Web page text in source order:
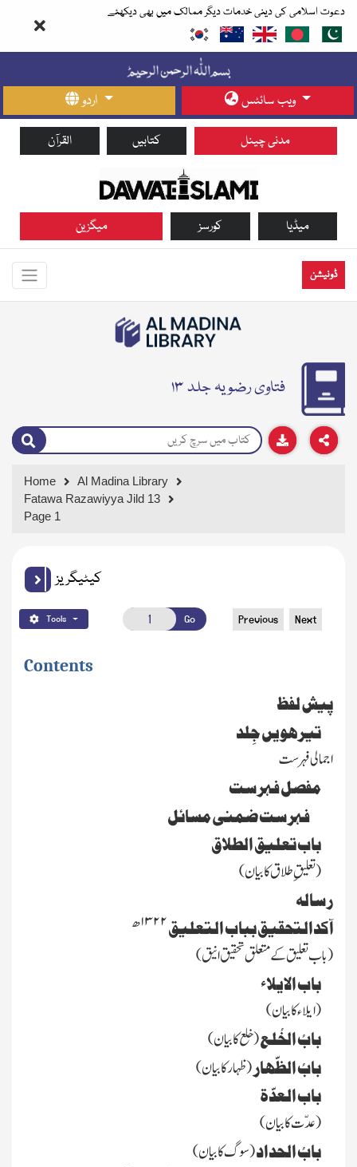
دعوت اسلامی کی دینی خدمات دیگر ممالک میں بھی دیکھئے
اردو ویب سائٹس
القرآن کتابیں مدنی چینل
میگزین کورسز میڈیا
ڈونیشن
فتاوی رضویہ جلد ۱۳
Home
Al Madina Library
Fatawa Razawiyya Jild 13
Page 1
کیٹیگریز
Tools Go Previous Next
Contents
پیش لفظ
تیرھویں جِلد
اجمالی فہرست
مفصل فہرست
فہرست ضمنی مسائل
باب تعلیق الطلاق
(تعلیقِ طلاق کا بیان)
رسالہ
آکدالتحقیق بباب التعلیق۱۳۲۲ھ
(باب تعلیق کے متعلق تحقیق انیق)
باب الایلاء
(ایلاء کا بیان)
بابُ الخُلع(خلع کا بیان)
بابُ الظّھار(ظہار کابیان)
باب العدّۃ
(عدّت کا بیان)
بابُ الحداد(سوگ کا بیان)